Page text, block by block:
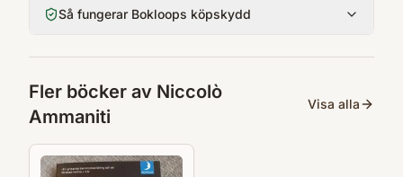
Så fungerar Bokloops köpskydd
Fler böcker av Niccolò
Ammaniti
Visa alla